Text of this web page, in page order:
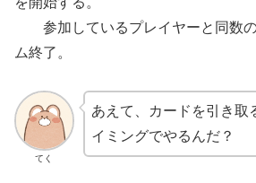
参加しているプレイヤーと同数の
ム終了。
てく
あえて、カードを引き取
イミングでやるんだ？